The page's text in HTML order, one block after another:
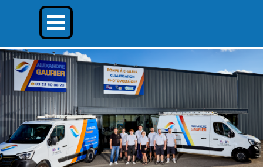
Aller au contenu
Sauter le menu